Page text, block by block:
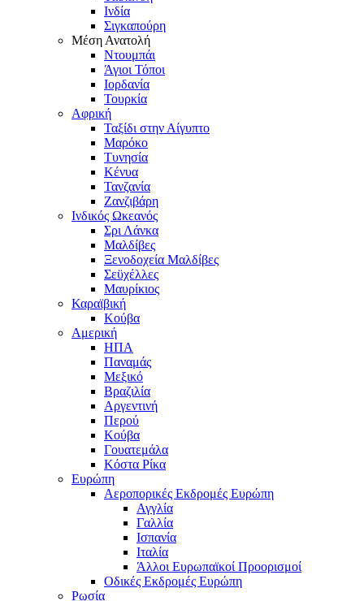
Ινδία
Σιγκαπούρη
Μέση Ανατολή
Ντουμπάι
Άγιοι Τόποι
Ιορδανία
Τουρκία
Αφρική
Ταξίδι στην Αίγυπτο
Μαρόκο
Τυνησία
Κένυα
Τανζανία
Ζανζιβάρη
Ινδικός Ωκεανός
Σρι Λάνκα
Μαλδίβες
Ξενοδοχεία Μαλδίβες
Σεϋχέλλες
Μαυρίκιος
Καραϊβική
Κούβα
Αμερική
ΗΠΑ
Παναμάς
Μεξικό
Βραζιλία
Αργεντινή
Περού
Κούβα
Γουατεμάλα
Κόστα Ρίκα
Ευρώπη
Αεροπορικές Εκδρομές Ευρώπη
Αγγλία
Γαλλία
Ισπανία
Ιταλία
Άλλοι Ευρωπαϊκοί Προορισμοί
Οδικές Εκδρομές Ευρώπη
Ρωσία